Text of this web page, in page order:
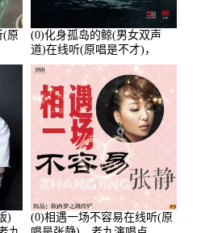
(原
(0)化身孤岛的鲸(男女双声
道)在线听(原唱是不才)，
HGBai演唱点播:19428次
)
(0)相遇一场不容易在线听(原